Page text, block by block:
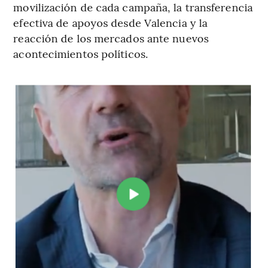
movilización de cada campaña, la transferencia
efectiva de apoyos desde Valencia y la
reacción de los mercados ante nuevos
acontecimientos políticos.